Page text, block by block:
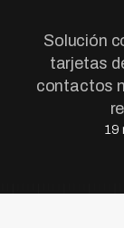
Solución
tarjetas
contactos
19